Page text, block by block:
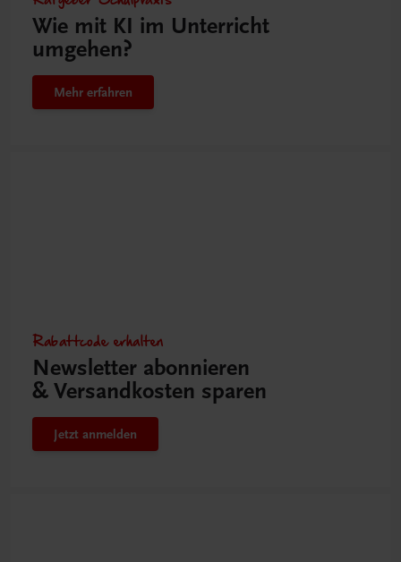
Wie mit KI im Unterricht
umgehen?
Mehr erfahren
Rabattcode erhalten
Newsletter abonnieren
& Versandkosten sparen
Jetzt anmelden